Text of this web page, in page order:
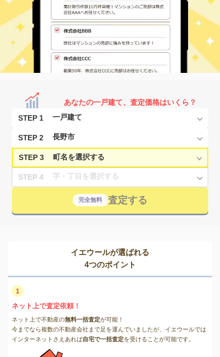
あなたの一戸建て、査定価格はいくら？
STEP 1
STEP 2
STEP 3
STEP 4
完全無料 査定する
イエウールが選ばれる
4つのポイント
1
ネット上で査定依頼！
ネット上で不動産の無料一括査定が可能！
今までなら複数の不動産会社まで足を運んでいましたが、イエウールでは
インターネットさえあれば自宅で一括査定を受けることが可能です。